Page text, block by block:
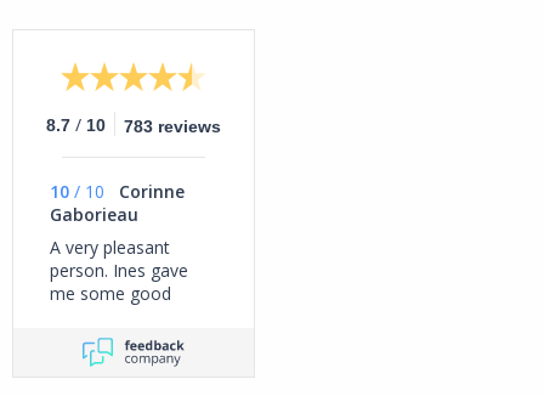
8.7 / 10 783 reviews
10 / 10
Corinne
Gaborieau
A very pleasant
person. Ines gave
me some good